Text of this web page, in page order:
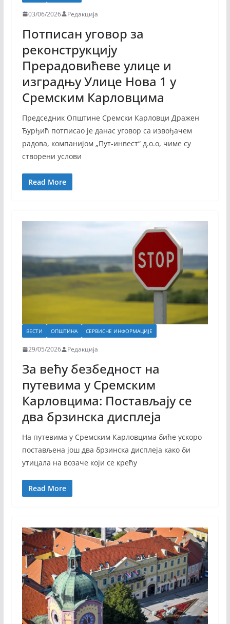
03/06/2026 Редакција
Потписан уговор за
реконструкцију
Прерадовићеве улице и
изградњу Улице Нова 1 у
Сремским Карловцима
Председник Општине Сремски Карловци Дражен
Ђурђић потписао је данас уговор са извођачем
радова, компанијом „Пут-инвест“ д.о.о, чиме су
створени услови
Read More
ВЕСТИ ОПШТИНА СЕРВИСНЕ ИНФОРМАЦИЈЕ
29/05/2026 Редакција
За већу безбедност на
путевима у Сремским
Карловцима: Постављају се
два брзинска дисплеја
На путевима у Сремским Карловцима биће ускоро
постављена још два брзинска дисплеја како би
утицала на возаче који се крећу
Read More